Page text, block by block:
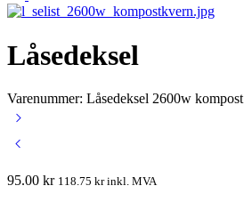
Låsedeksel
Varenummer: Låsedeksel 2600w kompost
95.00 kr 118.75 krinkl. MVA